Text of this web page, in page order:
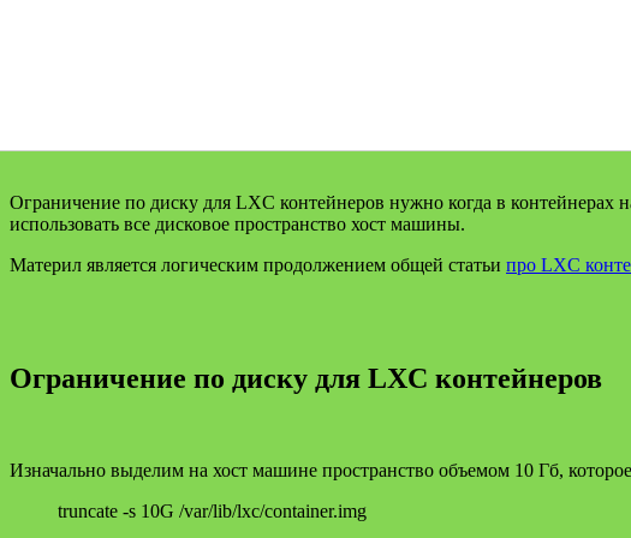
Ограничение по диску для LXC контейнеров нужно когда в
использовать все дисковое пространство хост машины.
Материл является логическим продолжением общей статьи про LXC
Ограничение по диску для LXC контейнеров
Изначально выделим на хост машине пространство объемом 10 Гб,
truncate -s 10G /var/lib/lxc/container.img